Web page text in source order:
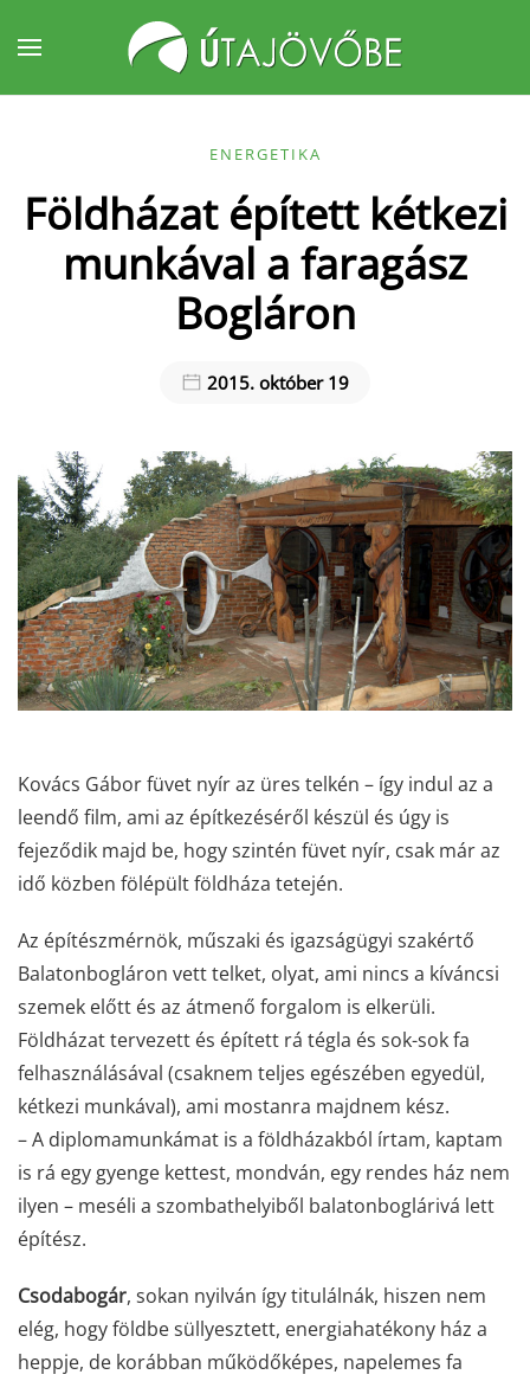
Fő tartalom átugrása
ENERGETIKA
Földházat épített kétkezi
munkával a faragász
Bogláron
2015. október 19
Kovács Gábor füvet nyír az üres telkén – így indul az a
leendő film, ami az építkezéséről készül és úgy is
fejeződik majd be, hogy szintén füvet nyír, csak már az
idő közben fölépült földháza tetején.
Az építészmérnök, műszaki és igazságügyi szakértő
Balatonbogláron vett telket, olyat, ami nincs a kíváncsi
szemek előtt és az átmenő forgalom is elkerüli.
Földházat tervezett és épített rá tégla és sok-sok fa
felhasználásával (csaknem teljes egészében egyedül,
kétkezi munkával), ami mostanra majdnem kész.
– A diplomamunkámat is a földházakból írtam, kaptam
is rá egy gyenge kettest, mondván, egy rendes ház nem
ilyen – meséli a szombathelyiből balatonboglárivá lett
építész.
Csodabogár, sokan nyilván így titulálnák, hiszen nem
elég, hogy földbe süllyesztett, energiahatékony ház a
heppje, de korábban működőképes, napelemes fa